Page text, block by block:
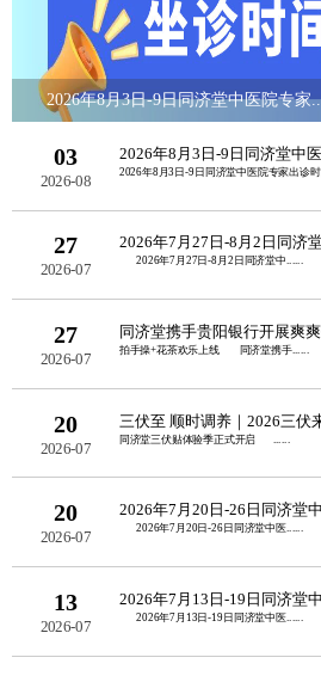
2026年8月3日-9日同济堂中医院专家
03
2026-08
2026年8月3日-9日同济堂中医
27
2026-07
2026年7月27日-8月2日同济
2026年7月27日-8月2日同济堂中......
27
2026-07
同济堂携手贵阳银行开展爽
拍手操+花茶欢乐上线 同济堂携手......
20
2026-07
三伏至 顺时调养｜2026三伏
同济堂三伏贴体验季正式开启 ......
20
2026-07
2026年7月20日-26日同济堂
2026年7月20日-26日同济堂中医......
13
2026-07
2026年7月13日-19日同济堂中
2026年7月13日-19日同济堂中医......